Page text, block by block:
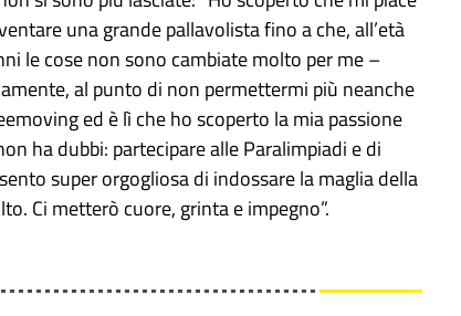
una grande pallavolista fino a che, all’età
le cose non sono cambiate molto per me –
al punto di non permettermi più neanche
ed è lì che ho scoperto la mia passione
ha dubbi: partecipare alle Paralimpiadi e di
super orgogliosa di indossare la maglia della
Ci metterò cuore, grinta e impegno”.